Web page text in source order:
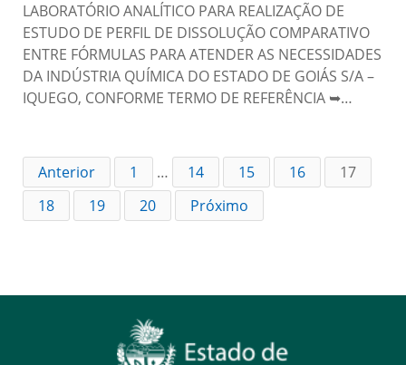
LABORATÓRIO ANALÍTICO PARA REALIZAÇÃO DE
ESTUDO DE PERFIL DE DISSOLUÇÃO COMPARATIVO
ENTRE FÓRMULAS PARA ATENDER AS NECESSIDADES
DA INDÚSTRIA QUÍMICA DO ESTADO DE GOIÁS S/A –
IQUEGO, CONFORME TERMO DE REFERÊNCIA ➥…
Anterior 1 … 14 15 16
17
18
19 20 Próximo